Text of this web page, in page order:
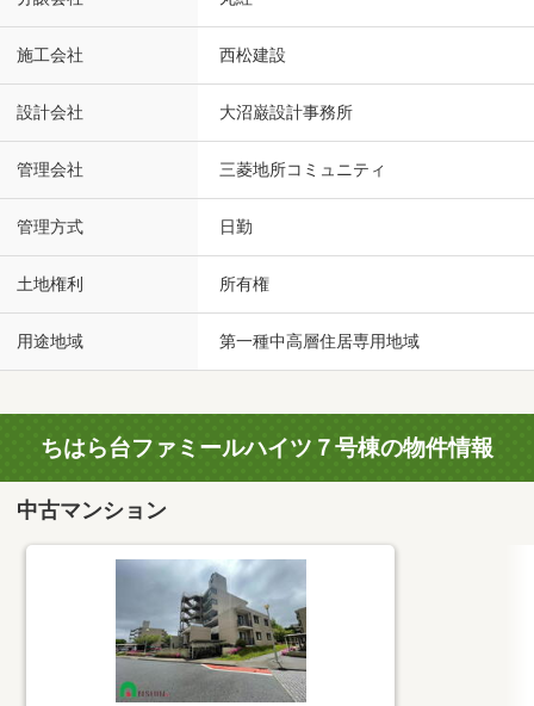
施工会社 西松建設
設計会社 大沼巌設計事務所
管理会社 三菱地所コミュニティ
管理方式 日勤
土地権利 所有権
用途地域 第一種中高層住居専用地域
ちはら台ファミールハイツ７号棟の物件情報
中古マンション